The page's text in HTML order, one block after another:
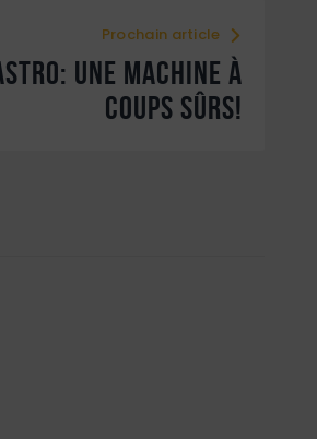
Prochain article
une machine à
coups sûrs!